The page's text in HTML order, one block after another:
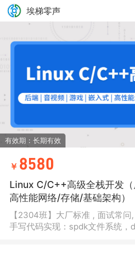
埃梯零声
有效期：长期有效
￥ 8580
Linux C/C++高级全栈开发
高性能网络/存储/基础架构）
【2304班】大厂标准 , 面试常
手写代码实现：spdk文件系统，